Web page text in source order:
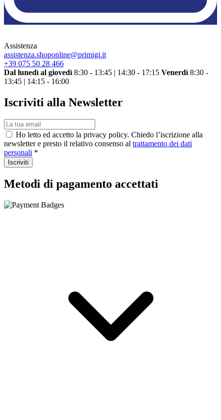
Assistenza
assistenza.shoponline@primigi.it
+39 075 50 28 466
Dal lunedì al giovedì 8:30 - 13:45 | 14:30 - 17:15 Venerdì 8:30 -
13:45 | 14:15 - 16:00
Iscriviti alla Newsletter
Ho letto ed accetto la privacy policy. Chiedo l’iscrizione alla
newsletter e presto il relativo consenso al trattamento dei dati
personali *
Iscriviti
Metodi di pagamento accettati